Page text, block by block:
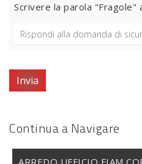
Scrivere la parola "Fragole"
Invia
Continua a Navigare